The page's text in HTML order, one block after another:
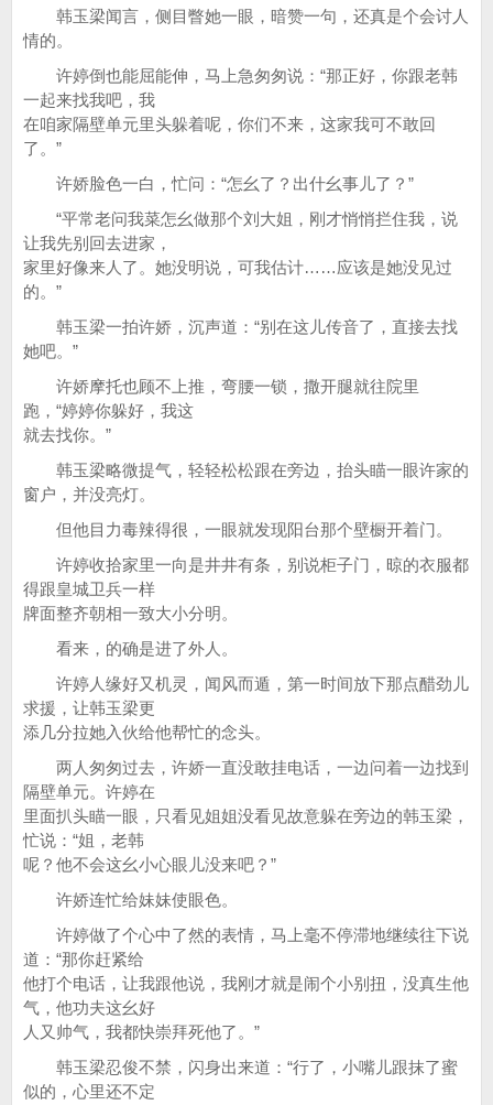
韩玉梁闻言，侧目瞥她一眼，暗赞一句，还真是个会讨人
情的。
许婷倒也能屈能伸，马上急匆匆说：“那正好，你跟老韩
一起来找我吧，我
在咱家隔壁单元里头躲着呢，你们不来，这家我可不敢回
了。”
许娇脸色一白，忙问：“怎幺了？出什幺事儿了？”
“平常老问我菜怎幺做那个刘大姐，刚才悄悄拦住我，说
让我先别回去进家，
家里好像来人了。她没明说，可我估计……应该是她没见过
的。”
韩玉梁一拍许娇，沉声道：“别在这儿传音了，直接去找
她吧。”
许娇摩托也顾不上推，弯腰一锁，撒开腿就往院里
跑，“婷婷你躲好，我这
就去找你。”
韩玉梁略微提气，轻轻松松跟在旁边，抬头瞄一眼许家的
窗户，并没亮灯。
但他目力毒辣得很，一眼就发现阳台那个壁橱开着门。
许婷收拾家里一向是井井有条，别说柜子门，晾的衣服都
得跟皇城卫兵一样
牌面整齐朝相一致大小分明。
看来，的确是进了外人。
许婷人缘好又机灵，闻风而遁，第一时间放下那点醋劲儿
求援，让韩玉梁更
添几分拉她入伙给他帮忙的念头。
两人匆匆过去，许娇一直没敢挂电话，一边问着一边找到
隔壁单元。许婷在
里面扒头瞄一眼，只看见姐姐没看见故意躲在旁边的韩玉梁，
忙说：“姐，老韩
呢？他不会这幺小心眼儿没来吧？”
许娇连忙给妹妹使眼色。
许婷做了个心中了然的表情，马上毫不停滞地继续往下说
道：“那你赶紧给
他打个电话，让我跟他说，我刚才就是闹个小别扭，没真生他
气，他功夫这幺好
人又帅气，我都快崇拜死他了。”
韩玉梁忍俊不禁，闪身出来道：“行了，小嘴儿跟抹了蜜
似的，心里还不定